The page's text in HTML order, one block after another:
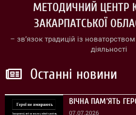
МЕТОДИЧНИЙ ЦЕНТР
ЗАКАРПАТСЬКОЇ
– зв’язок традицій із новаторством
діяльності
Останні новини
ВІЧНА ПАМ’ЯТЬ
07.07.2026